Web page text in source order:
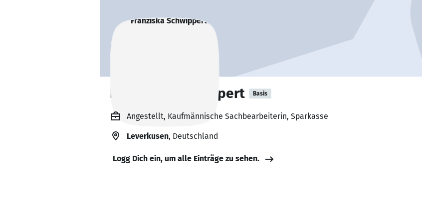
Franziska Schwippert Basis
Angestellt, Kaufmännische Sachbearbeiterin, Sparkasse
Leverkusen, Deutschland
Logg Dich ein, um alle Einträge zu sehen.